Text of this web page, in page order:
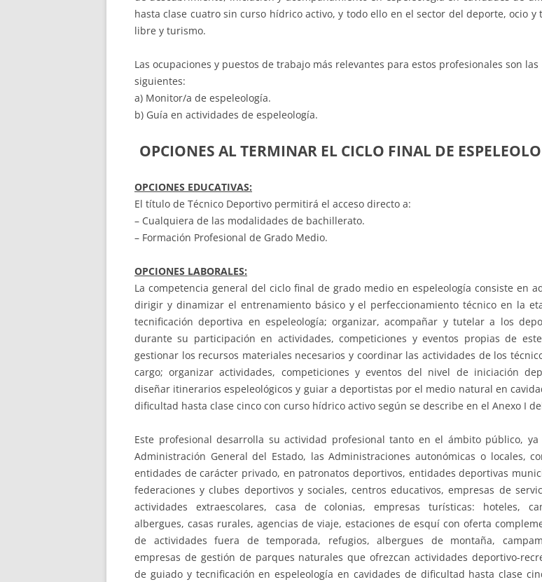
hasta clase cuatro sin curso hídrico activo, y todo ello en el sector del deporte, ocio y
libre y turismo.
Las ocupaciones y puestos de trabajo más relevantes para estos profesionales son las
siguientes:
a) Monitor/a de espeleología.
b) Guía en actividades de espeleología.
OPCIONES AL TERMINAR EL CICLO FINAL DE
OPCIONES EDUCATIVAS:
El título de Técnico Deportivo permitirá el acceso directo a:
– Cualquiera de las modalidades de bachillerato.
– Formación Profesional de Grado Medio.
OPCIONES LABORALES:
La competencia general del ciclo final de grado medio en espeleología consiste en
dirigir y dinamizar el entrenamiento básico y el perfeccionamiento técnico en la
tecnificación deportiva en espeleología; organizar, acompañar y tutelar a los
durante su participación en actividades, competiciones y eventos propias de
gestionar los recursos materiales necesarios y coordinar las actividades de los
cargo; organizar actividades, competiciones y eventos del nivel de iniciación
diseñar itinerarios espeleológicos y guiar a deportistas por el medio natural en
dificultad hasta clase cinco con curso hídrico activo según se describe en el Anexo I
Este profesional desarrolla su actividad profesional tanto en el ámbito público, ya
Administración General del Estado, las Administraciones autonómicas o locales,
entidades de carácter privado, en patronatos deportivos, entidades deportivas
federaciones y clubes deportivos y sociales, centros educativos, empresas de
actividades extraescolares, casa de colonias, empresas turísticas: hoteles,
albergues, casas rurales, agencias de viaje, estaciones de esquí con oferta
de actividades fuera de temporada, refugios, albergues de montaña,
empresas de gestión de parques naturales que ofrezcan actividades deportivo-
de guiado y tecnificación en espeleología en cavidades de dificultad hasta clase